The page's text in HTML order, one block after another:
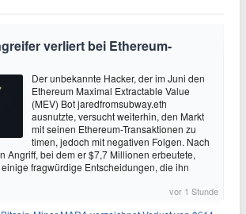
verliert bei Ethereum-
Der unbekannte Hacker, der im Juni den
Ethereum Maximal Extractable Value
(MEV) Bot jaredfromsubway.eth
ausnutzte, versucht weiterhin, den Markt
mit seinen Ethereum-Transaktionen zu
timen, jedoch mit negativen Folgen. Nach
Angriff, bei dem er $7,7 Millionen erbeutete,
fragwürdige Entscheidungen, die ihn
vor 1 Stunde